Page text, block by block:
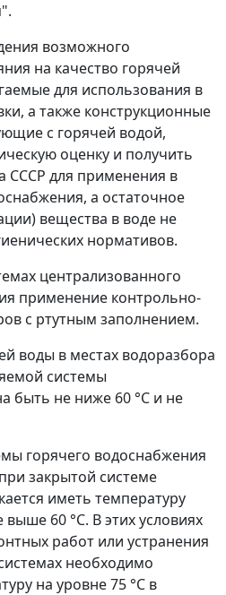
возможного
на качество горячей
для использования в
а также конструкционные
с горячей водой,
оценку и получить
СССР для применения в
а остаточное
вещества в воде не
нормативов.
централизованного
применение контрольно-
с ртутным заполнением.
воды в местах водоразбора
системы
быть не ниже 60 °С и не
горячего водоснабжения
закрытой системе
иметь температуру
60 °С. В этих условиях
работ или устранения
необходимо
на уровне 75 °С в